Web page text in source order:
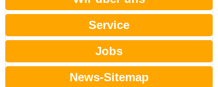
Service
Jobs
News-Sitemap